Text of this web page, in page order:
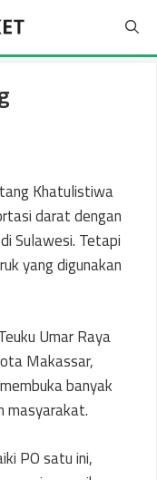
Khatulistiwa
darat dengan
Sulawesi. Tetapi
yang digunakan
Umar Raya
Makassar,
banyak
masyarakat.
PO satu ini,